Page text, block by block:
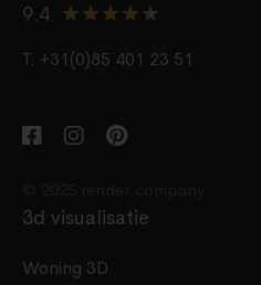
9.4 ★★★★★
T. +31(0)85 401 23 51
3d visualisatie
Woning 3D